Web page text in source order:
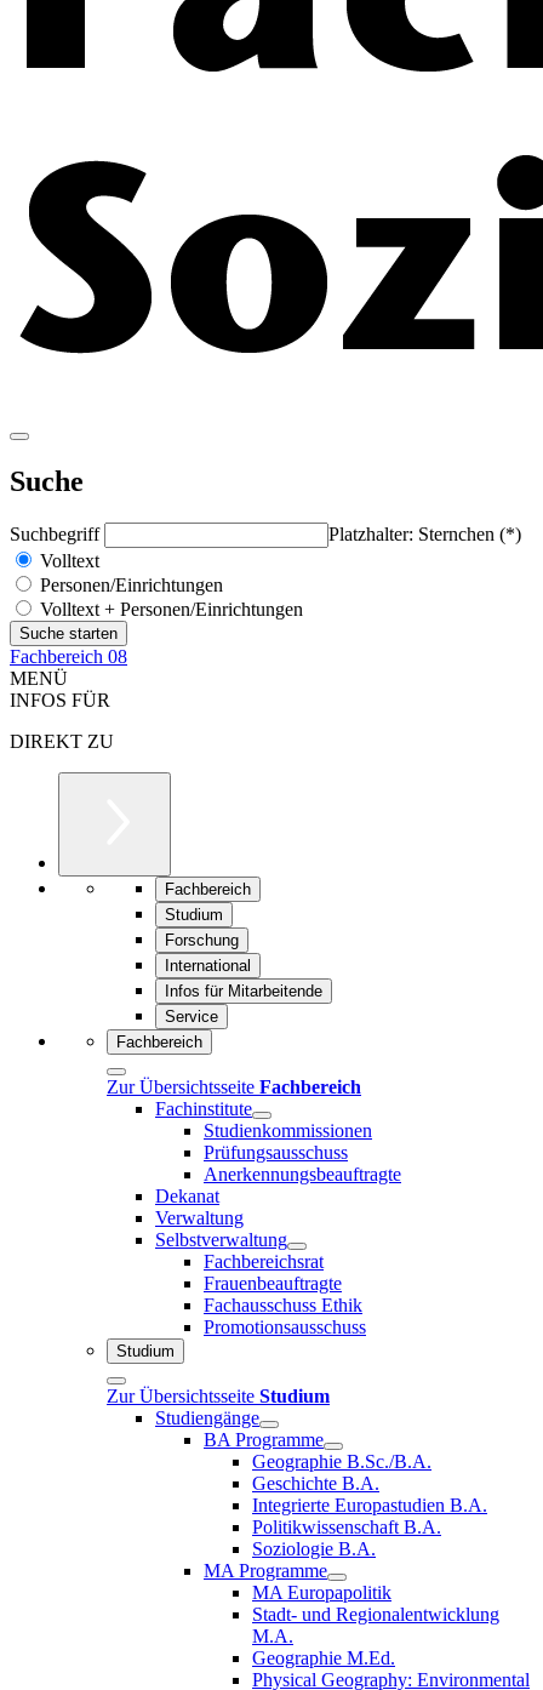
Suche
Suchbegriff
Platzhalter: Sternchen (*)
Volltext
Personen/Einrichtungen
Volltext + Personen/Einrichtungen
Fachbereich 08
MENÜ
INFOS FÜR
DIREKT ZU
Fachbereich
Studium
Forschung
International
Infos für Mitarbeitende
Service
Fachbereich
Zur Übersichtsseite Fachbereich
Fachinstitute
Studienkommissionen
Prüfungsausschuss
Anerkennungsbeauftragte
Dekanat
Verwaltung
Selbstverwaltung
Fachbereichsrat
Frauenbeauftragte
Fachausschuss Ethik
Promotionsausschuss
Studium
Zur Übersichtsseite Studium
Studiengänge
BA Programme
Geographie B.Sc./B.A.
Geschichte B.A.
Integrierte Europastudien B.A.
Politikwissenschaft B.A.
Soziologie B.A.
MA Programme
MA Europapolitik
Stadt- und Regionalentwicklung
M.A.
Geographie M.Ed.
Physical Geography: Environmental